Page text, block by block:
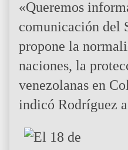
«Queremos
comunicación del
propone la
naciones, la
venezolanas en
indicó Rodríguez